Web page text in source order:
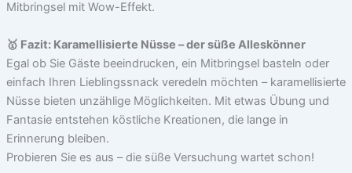
Mitbringsel mit Wow-Effekt.
🥇 Fazit: Karamellisierte Nüsse – der süße Alleskönner
Egal ob Sie Gäste beeindrucken, ein Mitbringsel basteln oder
einfach Ihren Lieblingssnack veredeln möchten – karamellisierte
Nüsse bieten unzählige Möglichkeiten. Mit etwas Übung und
Fantasie entstehen köstliche Kreationen, die lange in
Erinnerung bleiben.
Probieren Sie es aus – die süße Versuchung wartet schon!